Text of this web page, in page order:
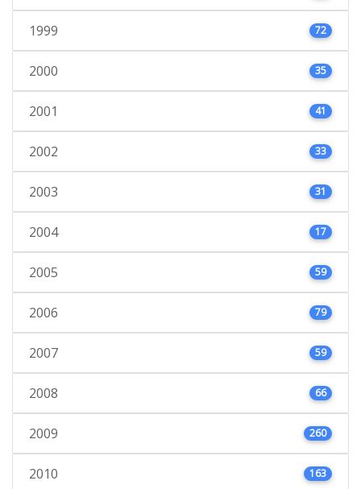
1999 72
2000 35
2001 41
2002 33
2003 31
2004 17
2005 59
2006 79
2007 59
2008 66
2009 260
2010 163